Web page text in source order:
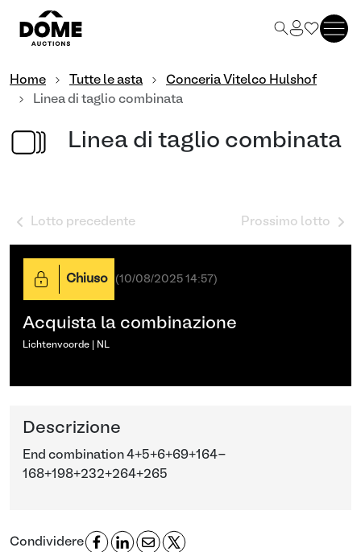
Home Tutte le asta
Conceria Vitelco Hulshof
Linea di taglio combinata
Linea di taglio combinata
Lotto precedente Prossimo lotto
Chiuso (10/08/2025 14:57)
Acquista la combinazione
Lichtenvoorde | NL
Descrizione
End combination 4+5+6+69+164-
168+198+232+264+265
Condividere